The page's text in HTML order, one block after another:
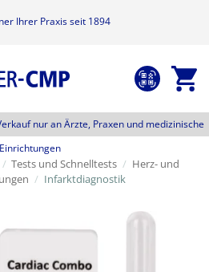
Ihrer Praxis seit 1894
nur an Ärzte, Praxen und medizinische
Einrichtungen
/ Tests und Schnelltests / Herz- und
/ Infarktdiagnostik